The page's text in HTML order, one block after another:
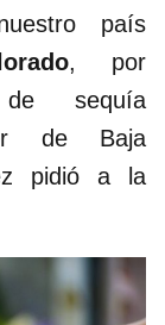
país
, por
sequía
de Baja
pidió a la